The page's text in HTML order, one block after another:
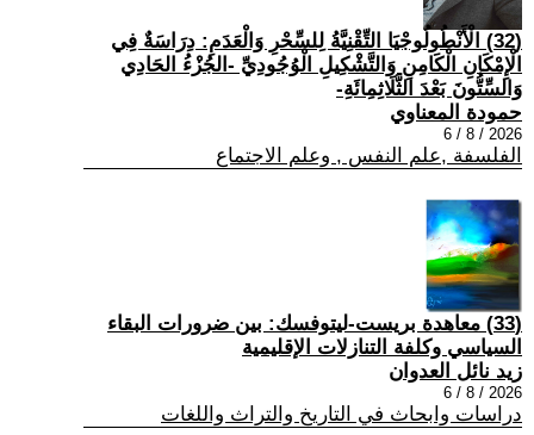
(32) الْأَنْطُولُوجْيَا التِّقْنِيَّةُ لِلسِّحْرِ وَالْعَدَمِ: دِرَاسَةٌ فِي
الْإِمْكَانِ الْكَامِنِ وَالتَّشْكِيلِ الْوُجُودِيِّ -الجُزْءُ الحَادِي
وَالسِّتُّونَ بَعْدَ الثَّلَاثِمِائَةِ-
حمودة المعناوي
2026 / 8 / 6
الفلسفة ,علم النفس , وعلم الاجتماع
(33) معاهدة بريست-ليتوفسك: بين ضرورات البقاء
السياسي وكلفة التنازلات الإقليمية
زيد نائل العدوان
2026 / 8 / 6
دراسات وابحاث في التاريخ والتراث واللغات